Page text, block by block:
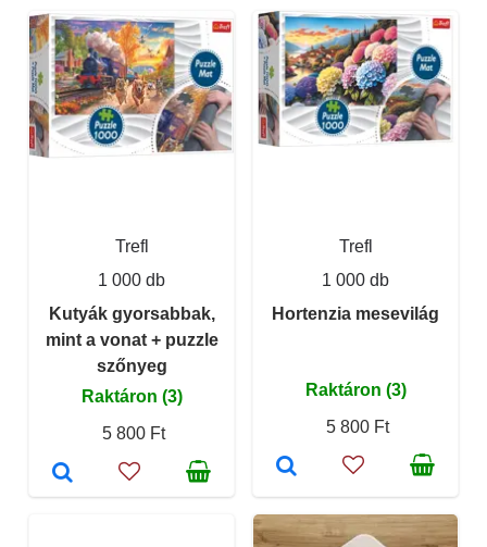
Trefl
1 000 db
Kutyák gyorsabbak,
mint a vonat + puzzle
szőnyeg
Raktáron (3)
5 800 Ft
Trefl
1 000 db
Hortenzia mesevilág
Raktáron (3)
5 800 Ft